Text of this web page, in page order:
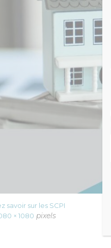
savoir sur les SCPI
× 1080 pixels